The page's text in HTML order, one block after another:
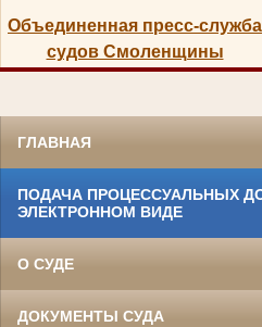
Объединенная пресс-служба
судов Смоленщины
ГЛАВНАЯ
ПОДАЧА ПРОЦЕССУАЛЬНЫХ
ЭЛЕКТРОННОМ ВИДЕ
О СУДЕ
ДОКУМЕНТЫ СУДА